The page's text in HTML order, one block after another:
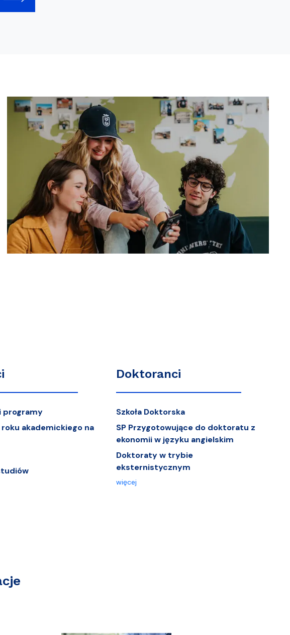
programy
akademickiego na
Doktoranci
Szkoła Doktorska
SP Przygotowujące do doktoratu z
ekonomii w języku angielskim
Doktoraty w trybie
eksternistycznym
więcej